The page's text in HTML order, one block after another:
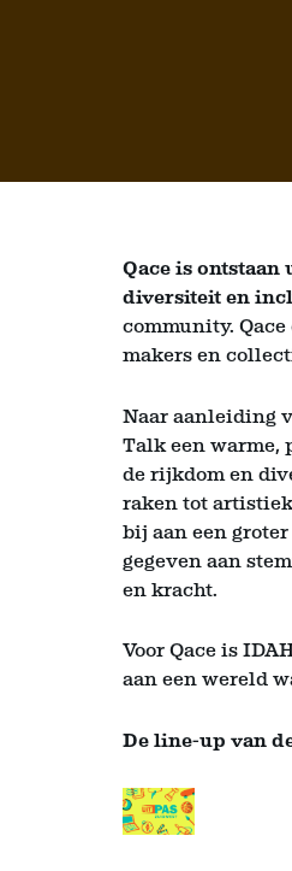
Qace is
diversiteit en
community.
makers en
Naar aanleiding
Talk een warme,
de rijkdom en
raken tot
bij aan een
gegeven aan
en kracht.
Voor Qace is
aan een wereld
De line-up van